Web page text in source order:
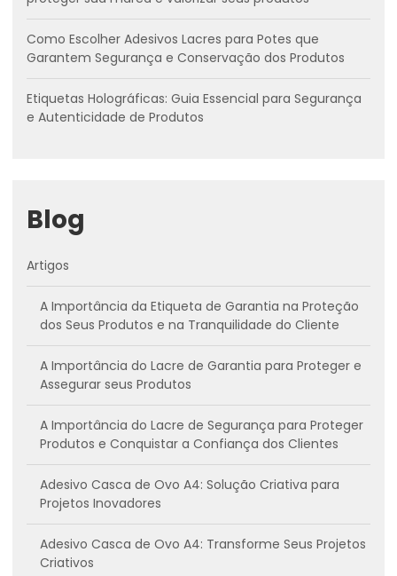
Como Escolher Adesivos Lacres para Potes que
Garantem Segurança e Conservação dos Produtos
Etiquetas Holográficas: Guia Essencial para Segurança
e Autenticidade de Produtos
Blog
Artigos
A Importância da Etiqueta de Garantia na Proteção
dos Seus Produtos e na Tranquilidade do Cliente
A Importância do Lacre de Garantia para Proteger e
Assegurar seus Produtos
A Importância do Lacre de Segurança para Proteger
Produtos e Conquistar a Confiança dos Clientes
Adesivo Casca de Ovo A4: Solução Criativa para
Projetos Inovadores
Adesivo Casca de Ovo A4: Transforme Seus Projetos
Criativos